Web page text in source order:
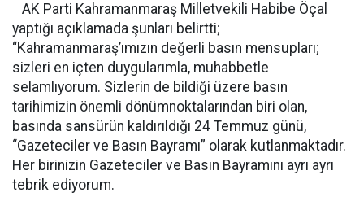
AK Parti Kahramanmaraş Milletvekili Habibe Öçal
yaptığı açıklamada şunları belirtti;
“Kahramanmaraş’ımızın değerli basın mensupları;
sizleri en içten duygularımla, muhabbetle
selamlıyorum. Sizlerin de bildiği üzere basın
tarihimizin önemli dönümnoktalarından biri olan,
basında sansürün kaldırıldığı 24 Temmuz günü,
“Gazeteciler ve Basın Bayramı” olarak kutlanmaktadır.
Her birinizin Gazeteciler ve Basın Bayramını ayrı ayrı
tebrik ediyorum.